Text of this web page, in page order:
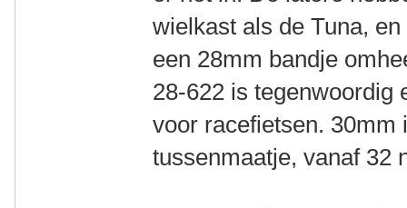
wielkast als de Tuna,
een 28mm bandje
28-622 is tegenwoordig
voor racefietsen. 30mm
tussenmaatje, vanaf 32